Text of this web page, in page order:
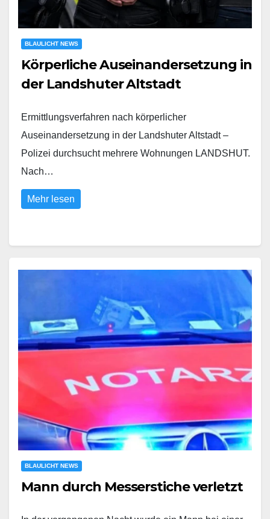
BLAULICHT NEWS
Körperliche Auseinandersetzung in
der Landshuter Altstadt
Ermittlungsverfahren nach körperlicher
Auseinandersetzung in der Landshuter Altstadt –
Polizei durchsucht mehrere Wohnungen LANDSHUT.
Nach…
Mehr lesen
BLAULICHT NEWS
Mann durch Messerstiche verletzt